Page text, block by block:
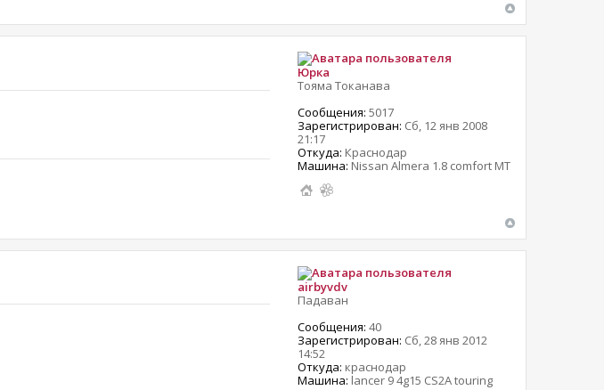
Юрка
Тояма Токанава
Сообщения: 5017
Зарегистрирован: Сб, 12 янв 2008
21:17
Откуда: Краснодар
Машина: Nissan Almera 1.8 comfort MT
airbyvdv
Падаван
Сообщения: 40
Зарегистрирован: Сб, 28 янв 2012
14:52
Откуда: краснодар
Машина: lancer 9 4g15 CS2A touring